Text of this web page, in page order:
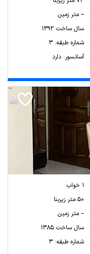
-- متر زمین
سال ساخت 1392
شماره طبقه: 3
آسانسور: دارد
1 خواب
50 متر زیربنا
-- متر زمین
سال ساخت 1385
شماره طبقه: 3